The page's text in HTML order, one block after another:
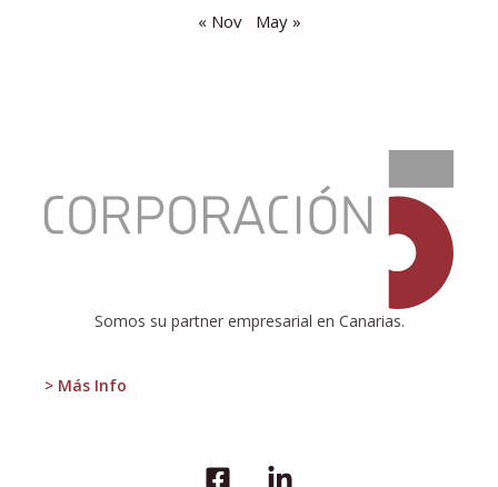
« Nov May »
Somos su partner empresarial en Canarias.
> Más Info
e
impacto
e